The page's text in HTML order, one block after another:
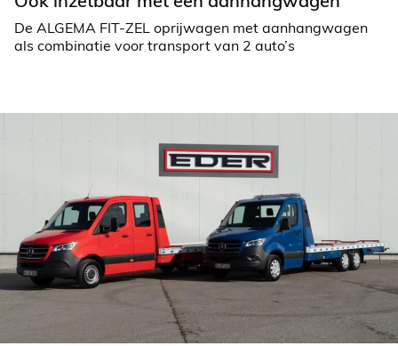
De ALGEMA FIT-ZEL oprijwagen met aanhangwagen
als combinatie voor transport van 2 auto’s